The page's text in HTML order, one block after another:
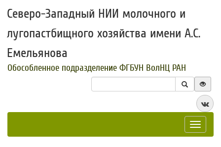
Северо-Западный НИИ молочного и
лугопастбищного хозяйства имени А.С.
Емельянова
Обособленное подразделение ФГБУН ВолНЦ РАН
Toggle